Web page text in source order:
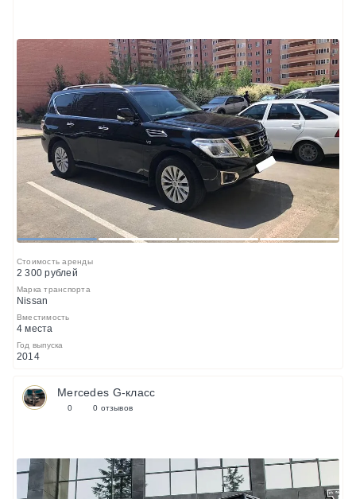
1 2 3 4
Стоимость аренды
2 300 рублей
Марка транспорта
Nissan
Вместимость
4 места
Год выпуска
2014
Mercedes G-класс
0 0 отзывов